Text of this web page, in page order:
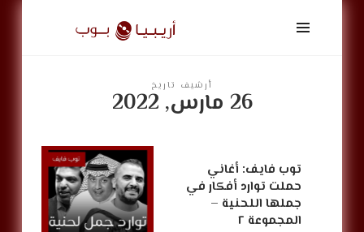
أريبيا
بوب
ArabiaPopأرشيف تاريخ
26 مارس, 2022
توب فايف: أغاني
حملت توارد أفكار في
جملها اللحنية –
المجموعة ٢